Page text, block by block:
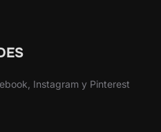
Instagram y Pinterest